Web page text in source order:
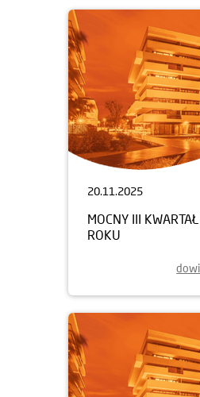
20.11.2025
MOCNY III
ROKU